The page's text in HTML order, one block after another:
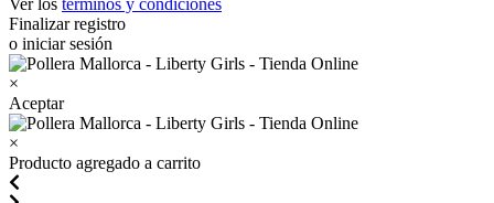
Finalizar registro
o iniciar sesión
×
Aceptar
×
Producto agregado a carrito